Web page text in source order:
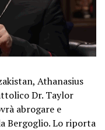
Athanasius
Dr. Taylor
abrogare e
Bergoglio. Lo riporta